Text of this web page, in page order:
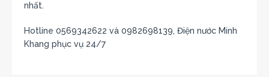
nhất.
Hotline 0569342622 và 0982698139, Điện nước Minh
Khang phục vụ 24/7